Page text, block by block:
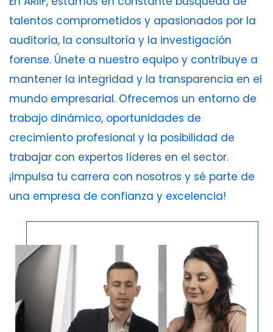
talentos comprometidos y apasionados por la
auditoría, la consultoría y la investigación
forense. Únete a nuestro equipo y contribuye a
mantener la integridad y la transparencia en el
mundo empresarial. Ofrecemos un entorno de
trabajo dinámico, oportunidades de
crecimiento profesional y la posibilidad de
trabajar con expertos líderes en el sector.
¡Impulsa tu carrera con nosotros y sé parte de
una empresa de confianza y excelencia!